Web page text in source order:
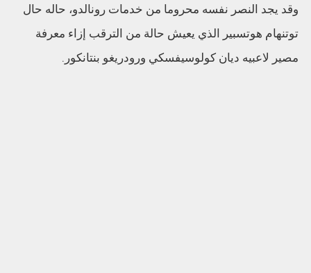
وقد يجد النصر نفسه محروما من خدمات رونالدو، حاله حال
توتنهام هوتسبير الذي يعيش حالة من الترقب إزاء معرفة
مصير لاعبيه ديان كولوسيفسكي ورودريغو بنتانكور.